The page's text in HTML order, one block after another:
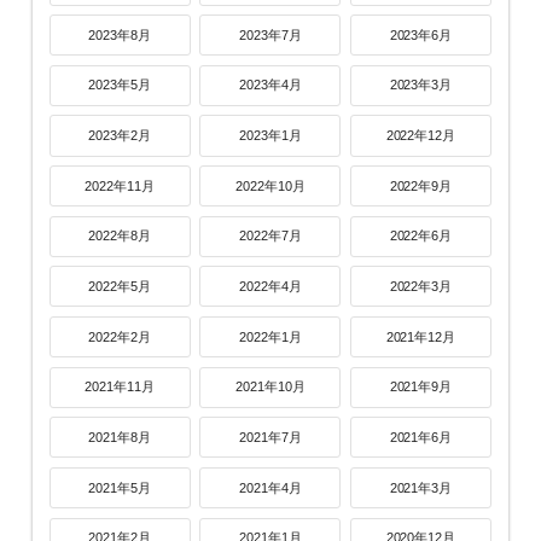
2023年8月 2023年7月 2023年6月
2023年5月 2023年4月 2023年3月
2023年2月 2023年1月 2022年12月
2022年11月 2022年10月 2022年9月
2022年8月 2022年7月 2022年6月
2022年5月 2022年4月 2022年3月
2022年2月 2022年1月 2021年12月
2021年11月 2021年10月 2021年9月
2021年8月 2021年7月 2021年6月
2021年5月 2021年4月 2021年3月
2021年2月 2021年1月 2020年12月